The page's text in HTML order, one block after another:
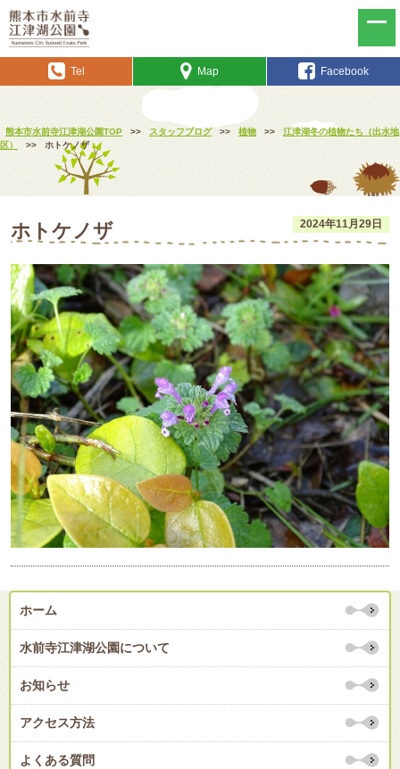
Tel Map Facebook
熊本市水前寺江津湖公園TOP >> スタッフブログ >> 植物 >>
江津湖冬の植物たち（出水地
区）
>> ホトケノザ
2024年11月29日
ホトケノザ
ホーム
水前寺江津湖公園について
お知らせ
アクセス方法
よくある質問